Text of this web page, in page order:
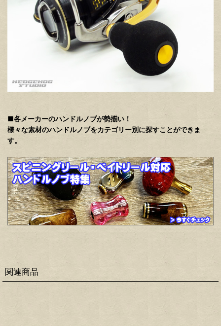
■各メーカーのハンドルノブが勢揃い！
様々な素材のハンドルノブをカテゴリー別に探すことができま
す。
関連商品